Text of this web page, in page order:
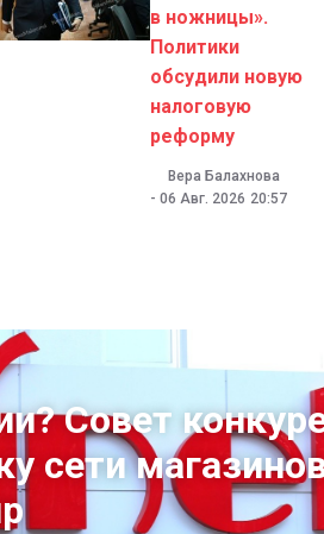
в ножницы».
Политики
обсудили новую
налоговую
реформу
Вера Балахнова
- 06 Авг. 2026 20:57
Совет
сети